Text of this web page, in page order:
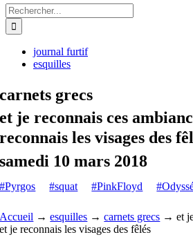
Rechercher:
journal furtif
esquilles
carnets grecs
et je reconnais ces
reconnais les visages des
samedi 10 mars 2018
#Pyrgos #squat #PinkFloyd
Accueil →esquilles →carnets grecs →et
et je reconnais les visages des fêlés